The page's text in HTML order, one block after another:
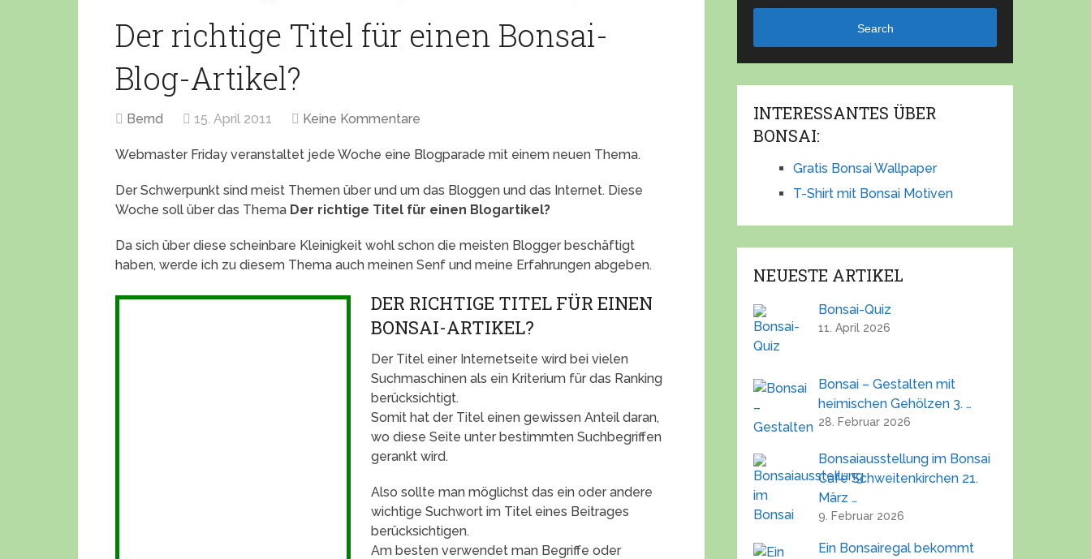
Der richtige Titel für einen Bonsai-
Blog-Artikel?
Bernd 15. April 2011 Keine Kommentare
Webmaster Friday veranstaltet jede Woche eine Blogparade mit einem neuen Thema.
Der Schwerpunkt sind meist Themen über und um das Bloggen und das Internet. Diese
Woche soll über das Thema Der richtige Titel für einen Blogartikel?
Da sich über diese scheinbare Kleinigkeit wohl schon die meisten Blogger beschäftigt
haben, werde ich zu diesem Thema auch meinen Senf und meine Erfahrungen abgeben.
DER RICHTIGE TITEL FÜR EINEN
BONSAI-ARTIKEL?
Der Titel einer Internetseite wird bei vielen
Suchmaschinen als ein Kriterium für das Ranking
berücksichtigt.
Somit hat der Titel einen gewissen Anteil daran,
wo diese Seite unter bestimmten Suchbegriffen
gerankt wird.
Also sollte man möglichst das ein oder andere
wichtige Suchwort im Titel eines Beitrages
berücksichtigen.
Am besten verwendet man Begriffe oder
Search
INTERESSANTES ÜBER
BONSAI:
Gratis Bonsai Wallpaper
T-Shirt mit Bonsai Motiven
NEUESTE ARTIKEL
Bonsai-Quiz
11. April 2026
Bonsai – Gestalten mit
heimischen Gehölzen 3. …
28. Februar 2026
Bonsaiausstellung im Bonsai
Café Schweitenkirchen 21.
März …
9. Februar 2026
Ein Bonsairegal bekommt